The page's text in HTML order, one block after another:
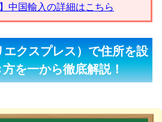
中国輸入の詳細はこちら
クスプレス）で住所を設
を一から徹底解説！